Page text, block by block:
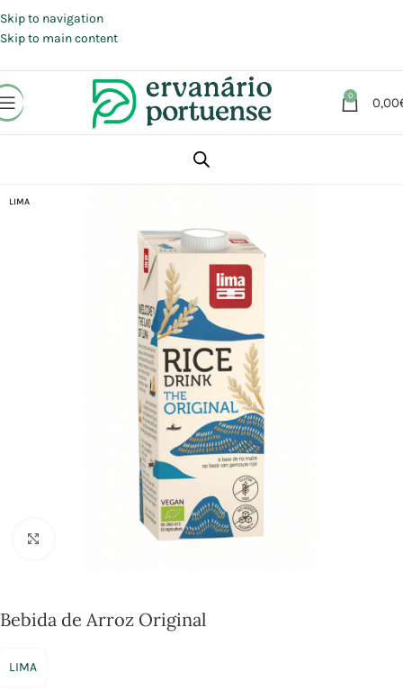
Skip to navigation
Skip to main content
0 0,00
Alimentação
LIMA
Bebida de Arroz Original
LIMA